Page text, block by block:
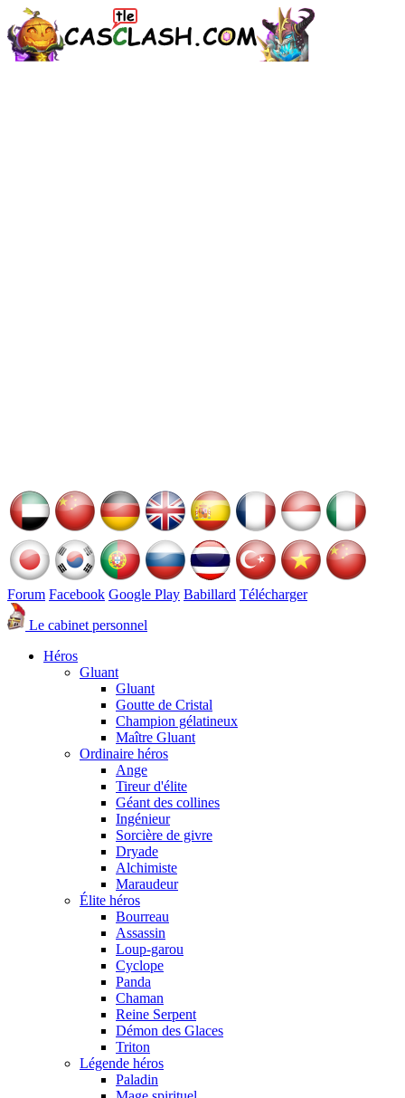
Forum Facebook Google Play Babillard Télécharger
Le cabinet personnel
Héros
Gluant
Gluant
Goutte de Cristal
Champion gélatineux
Maître Gluant
Ordinaire héros
Ange
Tireur d'élite
Géant des collines
Ingénieur
Sorcière de givre
Dryade
Alchimiste
Maraudeur
Élite héros
Bourreau
Assassin
Loup-garou
Cyclope
Panda
Chaman
Reine Serpent
Démon des Glaces
Triton
Légende héros
Paladin